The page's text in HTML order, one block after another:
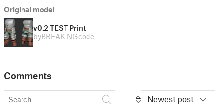
Original model
v0.2 TEST Print
byBREAKINGcode
Comments
Newest post